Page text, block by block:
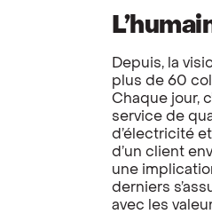
Depuis, la
plus de 60
Chaque jour,
service de
d’électricité
d’un client
une
derniers
avec les